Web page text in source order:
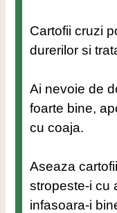
Cartofii cruzi
durerilor si
Ai nevoie de
foarte bine,
cu coaja.
Aseaza
stropeste-i cu
infasoara-i